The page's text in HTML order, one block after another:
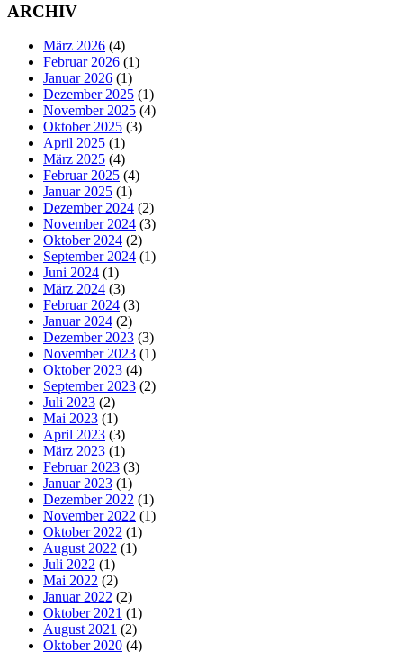
ARCHIV
März 2026 (4)
Februar 2026 (1)
Januar 2026 (1)
Dezember 2025 (1)
November 2025 (4)
Oktober 2025 (3)
April 2025 (1)
März 2025 (4)
Februar 2025 (4)
Januar 2025 (1)
Dezember 2024 (2)
November 2024 (3)
Oktober 2024 (2)
September 2024 (1)
Juni 2024 (1)
März 2024 (3)
Februar 2024 (3)
Januar 2024 (2)
Dezember 2023 (3)
November 2023 (1)
Oktober 2023 (4)
September 2023 (2)
Juli 2023 (2)
Mai 2023 (1)
April 2023 (3)
März 2023 (1)
Februar 2023 (3)
Januar 2023 (1)
Dezember 2022 (1)
November 2022 (1)
Oktober 2022 (1)
August 2022 (1)
Juli 2022 (1)
Mai 2022 (2)
Januar 2022 (2)
Oktober 2021 (1)
August 2021 (2)
Oktober 2020 (4)